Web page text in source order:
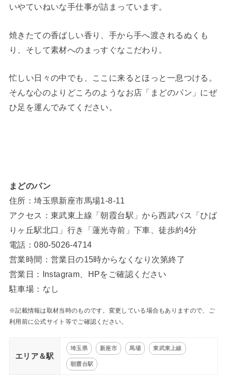
いやていねいな手仕事が詰まっています。
焼きたての香ばしい香り、手から手へ渡されるぬくも
り、そして素材へのまっすぐなこだわり。
忙しい日々の中でも、ここに来るとほっと一息つける。
そんな心のよりどころのようなお店「まどのパン」にぜ
ひ足を運んでみてください。
まどのパン
住所：埼玉県新座市馬場1-8-11
アクセス：東武東上線「朝霞台駅」から西武バス「ひば
りヶ丘駅北口」行き「蓮光寺前」下車、徒歩約4分
電話：080-5026-4714
営業時間：営業日の15時からなくなり次第終了
営業日：Instagram、HPをご確認ください
駐車場：なし
※記載情報は取材当時のものです。変更している場合もありますので、ご
利用前に公式サイト等でご確認ください。
エリア＆駅
埼玉県 新座市 馬場 東武東上線
朝霞台駅